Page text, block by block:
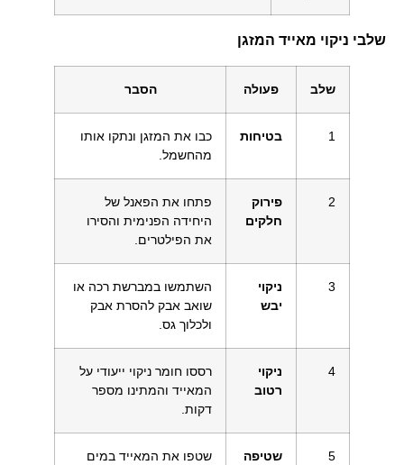
שלבי ניקוי מאייד המזגן
שלב פעולה הסבר
1 בטיחות
כבו את המזגן ונתקו אותו
מהחשמל.
2
פירוק
חלקים
פתחו את הפאנל של
היחידה הפנימית והסירו
את הפילטרים.
3
ניקוי
יבש
השתמשו במברשת רכה או
שואב אבק להסרת אבק
ולכלוך גס.
4
ניקוי
רטוב
רססו חומר ניקוי ייעודי על
המאייד והמתינו מספר
דקות.
5 שטיפה
שטפו את המאייד במים